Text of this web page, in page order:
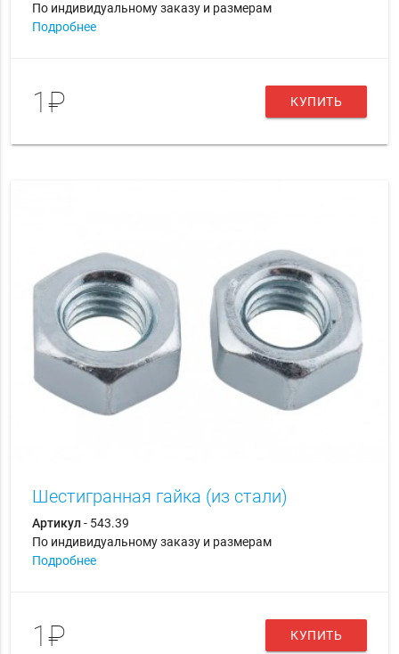
По индивидуальному заказу и размерам
Подробнее
1₽ КУПИТЬ
Шестигранная гайка (из стали)
Артикул- 543.39
По индивидуальному заказу и размерам
Подробнее
1₽ КУПИТЬ